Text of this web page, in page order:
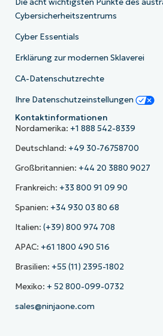
Die acht wichtigsten Punkte des
Cybersicherheitszentrums
Cyber Essentials
Erklärung zur modernen Sklaverei
CA-Datenschutzrechte
Ihre Datenschutzeinstellungen
Kontaktinformationen
Nordamerika: +1 888 542-8339
Deutschland: +49 30-76758700
Großbritannien: +44 20 3880 9027
Frankreich: +33 800 91 09 90
Spanien: +34 930 03 80 68
Italien: (+39) 800 974 708
APAC: +61 1800 490 516
Brasilien: +55 (11) 2395-1802
Mexiko: + 52 800-099-0732
sales@ninjaone.com